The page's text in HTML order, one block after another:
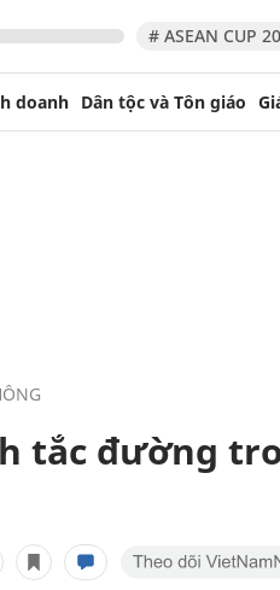
# ASEAN CUP
doanh Dân tộc và Tôn giáo
tắc đường